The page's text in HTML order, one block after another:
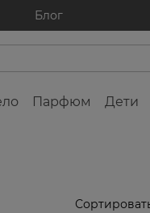
Блог
Парфюм Дети